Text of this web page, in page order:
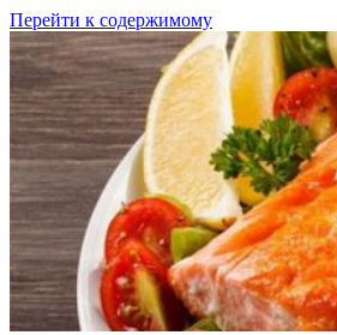
Перейти к содержимому